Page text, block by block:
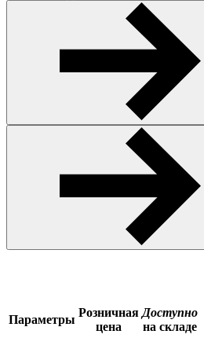
Параметры
Розничная
цена
Доступно
на складе